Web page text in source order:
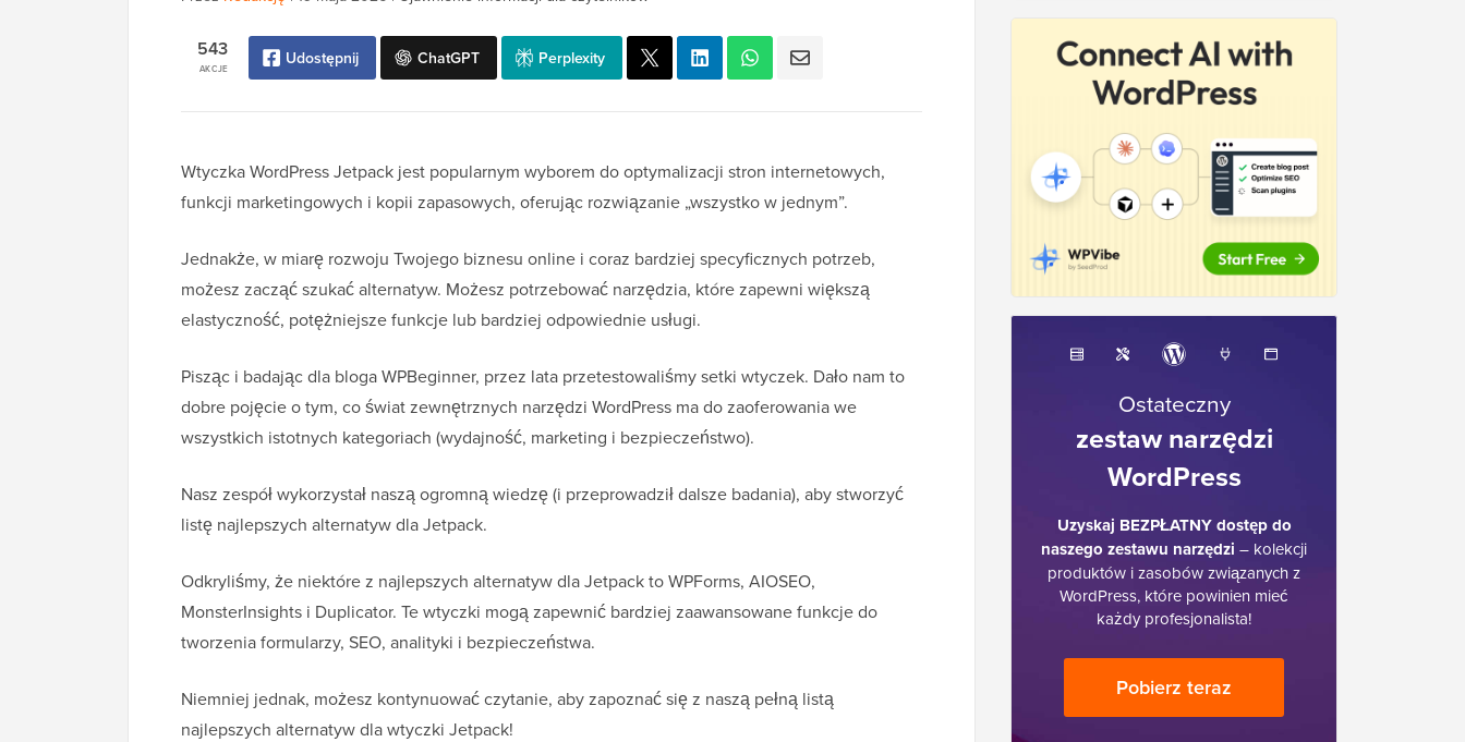
AKCJE
543 Udostępnij ChatGPT Perplexity
Wtyczka WordPress Jetpack jest popularnym wyborem do optymalizacji stron internetowych,
funkcji marketingowych i kopii zapasowych, oferując rozwiązanie „wszystko w jednym”.
Jednakże, w miarę rozwoju Twojego biznesu online i coraz bardziej specyficznych potrzeb,
możesz zacząć szukać alternatyw. Możesz potrzebować narzędzia, które zapewni większą
elastyczność, potężniejsze funkcje lub bardziej odpowiednie usługi.
Pisząc i badając dla bloga WPBeginner, przez lata przetestowaliśmy setki wtyczek. Dało nam to
dobre pojęcie o tym, co świat zewnętrznych narzędzi WordPress ma do zaoferowania we
wszystkich istotnych kategoriach (wydajność, marketing i bezpieczeństwo).
Nasz zespół wykorzystał naszą ogromną wiedzę (i przeprowadził dalsze badania), aby stworzyć
listę najlepszych alternatyw dla Jetpack.
Odkryliśmy, że niektóre z najlepszych alternatyw dla Jetpack to WPForms, AIOSEO,
MonsterInsights i Duplicator. Te wtyczki mogą zapewnić bardziej zaawansowane funkcje do
tworzenia formularzy, SEO, analityki i bezpieczeństwa.
Niemniej jednak, możesz kontynuować czytanie, aby zapoznać się z naszą pełną listą
najlepszych alternatyw dla wtyczki Jetpack!
Ostateczny
zestaw narzędzi
WordPress
Uzyskaj BEZPŁATNY dostęp do
naszego zestawu narzędzi – kolekcji
produktów i zasobów związanych z
WordPress, które powinien mieć
każdy profesjonalista!
Pobierz teraz